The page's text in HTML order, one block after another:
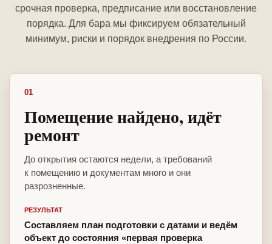
срочная проверка, предписание или восстановление
порядка. Для бара мы фиксируем обязательный
минимум, риски и порядок внедрения по России.
01
Помещение найдено, идёт
ремонт
До открытия остаются недели, а требований
к помещению и документам много и они
разрозненные.
РЕЗУЛЬТАТ
Составляем план подготовки с датами и ведём
объект до состояния «первая проверка